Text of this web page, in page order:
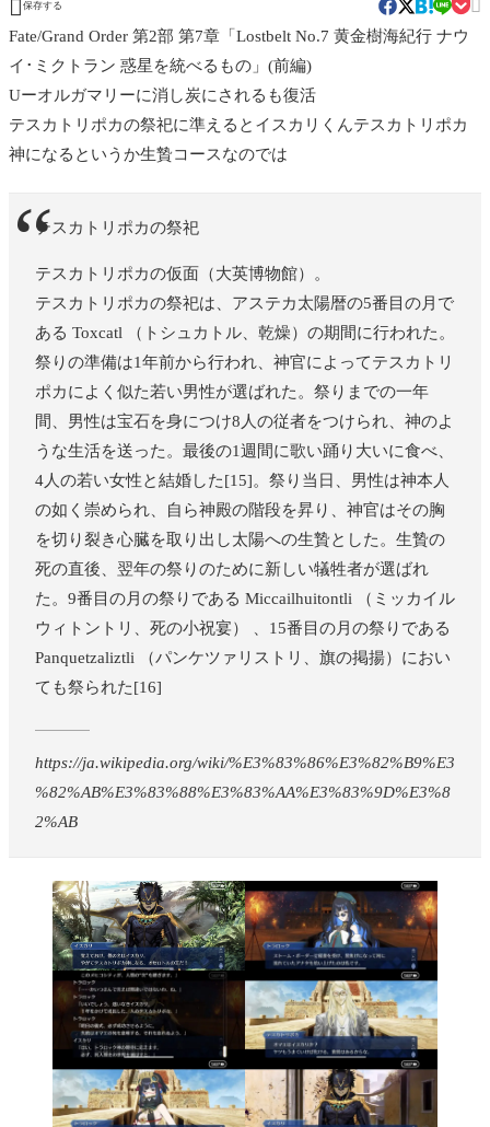
 保存する 
Fate/Grand Order 第2部 第7章「Lostbelt No.7 黄金樹海紀行 ナウ
イ･ミクトラン 惑星を統べるもの」(前編)
Uーオルガマリーに消し炭にされるも復活
テスカトリポカの祭祀に準えるとイスカリくんテスカトリポカ
神になるというか生贄コースなのでは
テスカトリポカの祭祀
テスカトリポカの仮面（大英博物館）。
テスカトリポカの祭祀は、アステカ太陽暦の5番目の月で
ある Toxcatl （トシュカトル、乾燥）の期間に行われた。
祭りの準備は1年前から行われ、神官によってテスカトリ
ポカによく似た若い男性が選ばれた。祭りまでの一年
間、男性は宝石を身につけ8人の従者をつけられ、神のよ
うな生活を送った。最後の1週間に歌い踊り大いに食べ、
4人の若い女性と結婚した[15]。祭り当日、男性は神本人
の如く崇められ、自ら神殿の階段を昇り、神官はその胸
を切り裂き心臓を取り出し太陽への生贄とした。生贄の
死の直後、翌年の祭りのために新しい犠牲者が選ばれ
た。9番目の月の祭りである Miccailhuitontli （ミッカイル
ウィトントリ、死の小祝宴） 、15番目の月の祭りである
Panquetzaliztli （パンケツァリストリ、旗の掲揚）におい
ても祭られた[16]
https://ja.wikipedia.org/wiki/%E3%83%86%E3%82%B9%E3
%82%AB%E3%83%88%E3%83%AA%E3%83%9D%E3%8
2%AB